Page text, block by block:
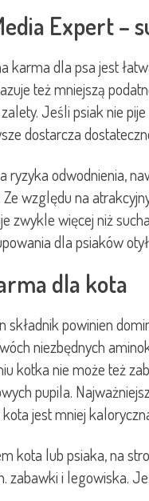
Expert –
karma dla psa jest
też mniejszą
Jeśli psiak nie
dostarcza
odwodnienia,
względu na
zwykle więcej niż
dla psiaków
dla kota
składnik powinien
niezbędnych
kotka nie może też
pupila.
jest mniej
kota lub psiaka, na
zabawki i legowiska.